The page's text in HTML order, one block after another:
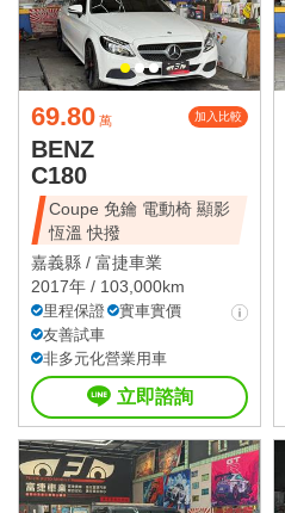
69.80 萬 加入比較
BENZ
C180
Coupe 免鑰 電動椅 顯影
恆溫 快撥
嘉義縣 / 富捷車業
2017年 / 103,000km
里程保證
實車實價
友善試車
非多元化營業用車
立即諮詢